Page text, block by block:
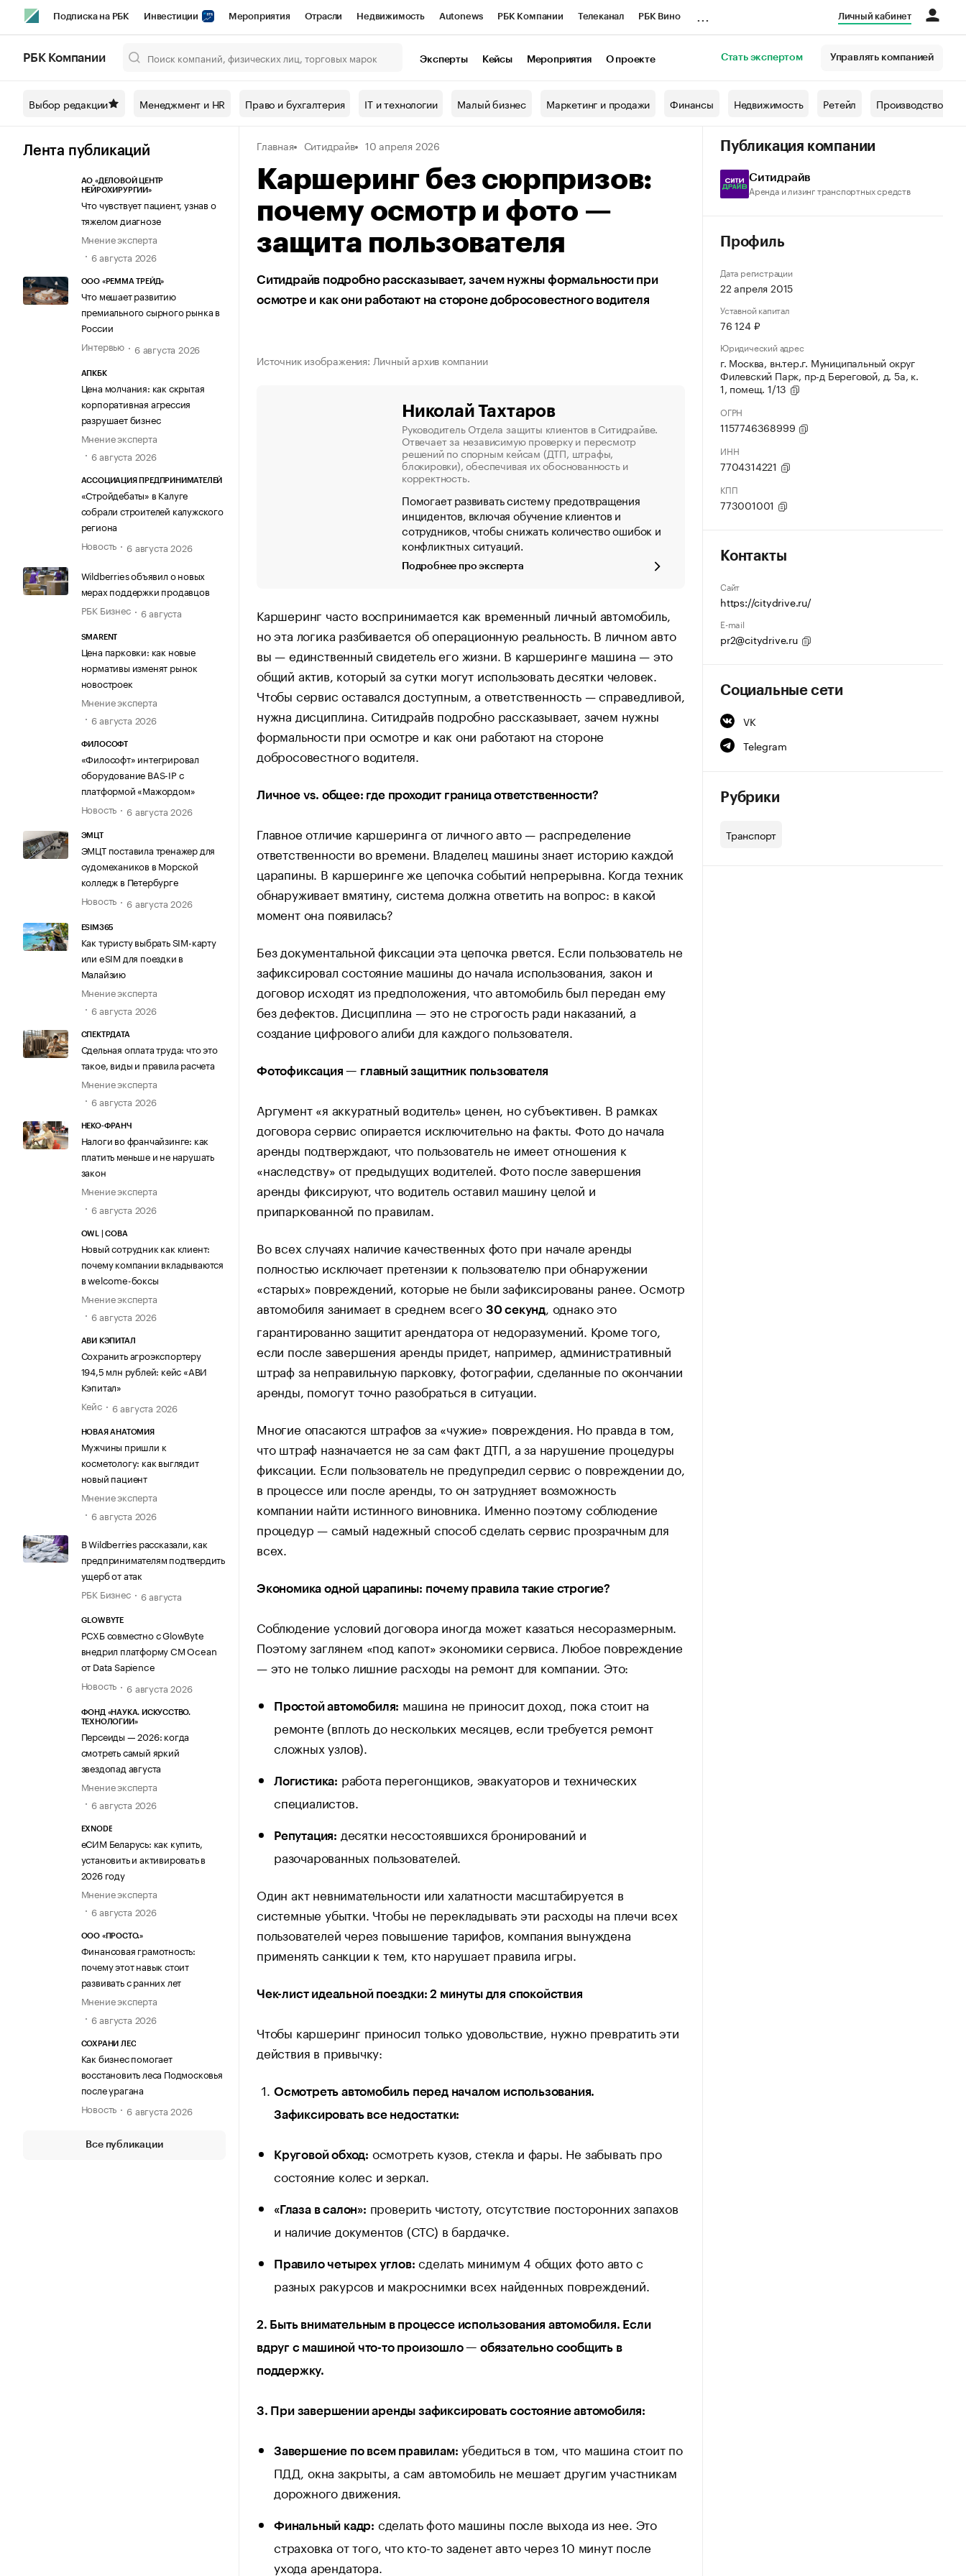
Подписка на РБК Инвестиции Мероприятия Отрасли Недвижимость Autonews РБК Компании Телеканал РБК Вино
Спецпроекты СПб Конференции СПб Спецпроекты Проверка контрагентов
Технологии и медиа Рынок наличной валюты
Личный кабинет
РБК Компании Эксперты Кейсы Мероприятия О проекте Стать экспертом Управлять компанией
Выбор редакции Менеджмент и HR Право и бухгалтерия IT и технологии Малый бизнес Маркетинг и продажи Финансы Недвижимость Ретейл Производство
Лента публикаций
АО «ДЕЛОВОЙ ЦЕНТР
НЕЙРОХИРУРГИИ»
Что чувствует пациент, узнав о
тяжелом диагнозе
Мнение эксперта
6 августа 2026
ООО «РЕММА ТРЕЙД»
Что мешает развитию
премиального сырного рынка в
России
Интервью
6 августа 2026
АПКБК
Цена молчания: как скрытая
корпоративная агрессия
разрушает бизнес
Мнение эксперта
6 августа 2026
АССОЦИАЦИЯ ПРЕДПРИНИМАТЕЛЕЙ
«Стройдебаты» в Калуге
собрали строителей калужского
региона
Новость
6 августа 2026
Wildberries объявил о новых
мерах поддержки продавцов
РБК Бизнес
6 августа
SMARENT
Цена парковки: как новые
нормативы изменят рынок
новостроек
Мнение эксперта
6 августа 2026
ФИЛОСОФТ
«Философт» интегрировал
оборудование BAS-IP с
платформой «Мажордом»
Новость
6 августа 2026
ЭМЦТ
ЭМЦТ поставила тренажер для
судомехаников в Морской
колледж в Петербурге
Новость
6 августа 2026
ESIM365
Как туристу выбрать SIM-карту
или eSIM для поездки в
Малайзию
Мнение эксперта
6 августа 2026
СПЕКТРДАТА
Сдельная оплата труда: что это
такое, виды и правила расчета
Мнение эксперта
6 августа 2026
НЕКО-ФРАНЧ
Налоги во франчайзинге: как
платить меньше и не нарушать
закон
Мнение эксперта
6 августа 2026
OWL | СОВА
Новый сотрудник как клиент:
почему компании вкладываются
в welcome-боксы
Мнение эксперта
6 августа 2026
АВИ КЭПИТАЛ
Сохранить агроэкспортеру
194,5 млн рублей: кейс «АВИ
Кэпитал»
Кейс
6 августа 2026
НОВАЯ АНАТОМИЯ
Мужчины пришли к
косметологу: как выглядит
новый пациент
Мнение эксперта
6 августа 2026
В Wildberries рассказали, как
предпринимателям подтвердить
ущерб от атак
РБК Бизнес
6 августа
GLOWBYTE
РСХБ совместно с GlowByte
внедрил платформу CM Ocean
от Data Sapience
Новость
6 августа 2026
ФОНД «НАУКА. ИСКУССТВО.
ТЕХНОЛОГИИ»
Персеиды — 2026: когда
смотреть самый яркий
звездопад августа
Мнение эксперта
6 августа 2026
EXNODE
еСИМ Беларусь: как купить,
установить и активировать в
2026 году
Мнение эксперта
6 августа 2026
ООО «ПРОСТО.»
Финансовая грамотность:
почему этот навык стоит
развивать с ранних лет
Мнение эксперта
6 августа 2026
СОХРАНИ ЛЕС
Как бизнес помогает
восстановить леса Подмосковья
после урагана
Новость
6 августа 2026
Все публикации
Главная Ситидрайв 10 апреля 2026
Каршеринг без сюрпризов:
почему осмотр и фото —
защита пользователя
Ситидрайв подробно рассказывает, зачем нужны формальности при
осмотре и как они работают на стороне добросовестного водителя
Источник изображения: Личный архив компании
Николай Тахтаров
Руководитель Отдела защиты клиентов в Ситидрайве.
Отвечает за независимую проверку и пересмотр
решений по спорным кейсам (ДТП, штрафы,
блокировки), обеспечивая их обоснованность и
корректность.
Помогает развивать систему предотвращения
инцидентов, включая обучение клиентов и
сотрудников, чтобы снижать количество ошибок и
конфликтных ситуаций.
Подробнее про эксперта
Каршеринг часто воспринимается как временный личный автомобиль,
но эта логика разбивается об операционную реальность. В личном авто
вы — единственный свидетель его жизни. В каршеринге машина — это
общий актив, который за сутки могут использовать десятки человек.
Чтобы сервис оставался доступным, а ответственность — справедливой,
нужна дисциплина. Ситидрайв подробно рассказывает, зачем нужны
формальности при осмотре и как они работают на стороне
добросовестного водителя.
Личное vs. общее: где проходит граница ответственности?
Главное отличие каршеринга от личного авто — распределение
ответственности во времени. Владелец машины знает историю каждой
царапины. В каршеринге же цепочка событий непрерывна. Когда техник
обнаруживает вмятину, система должна ответить на вопрос: в какой
момент она появилась?
Без документальной фиксации эта цепочка рвется. Если пользователь не
зафиксировал состояние машины до начала использования, закон и
договор исходят из предположения, что автомобиль был передан ему
без дефектов. Дисциплина — это не строгость ради наказаний, а
создание цифрового алиби для каждого пользователя.
Фотофиксация — главный защитник пользователя
Аргумент «я аккуратный водитель» ценен, но субъективен. В рамках
договора сервис опирается исключительно на факты. Фото до начала
аренды подтверждают, что пользователь не имеет отношения к
«наследству» от предыдущих водителей. Фото после завершения
аренды фиксируют, что водитель оставил машину целой и
припаркованной по правилам.
Во всех случаях наличие качественных фото при начале аренды
полностью исключает претензии к пользователю при обнаружении
«старых» повреждений, которые не были зафиксированы ранее. Осмотр
автомобиля занимает в среднем всего 30 секунд , однако это
гарантированно защитит арендатора от недоразумений. Кроме того,
если после завершения аренды придет, например, административный
штраф за неправильную парковку, фотографии, сделанные по окончании
аренды, помогут точно разобраться в ситуации.
Многие опасаются штрафов за «чужие» повреждения. Но правда в том,
что штраф назначается не за сам факт ДТП, а за нарушение процедуры
фиксации. Если пользователь не предупредил сервис о повреждении до,
в процессе или после аренды, то он затрудняет возможность
компании найти истинного виновника. Именно поэтому соблюдение
процедур — самый надежный способ сделать сервис прозрачным для
всех.
Экономика одной царапины: почему правила такие строгие?
Соблюдение условий договора иногда может казаться несоразмерным.
Поэтому заглянем «под капот» экономики сервиса. Любое повреждение
— это не только лишние расходы на ремонт для компании. Это:
Простой автомобиля: машина не приносит доход, пока стоит на
ремонте (вплоть до нескольких месяцев, если требуется ремонт
сложных узлов).
Логистика: работа перегонщиков, эвакуаторов и технических
специалистов.
Репутация: десятки несостоявшихся бронирований и
разочарованных пользователей.
Один акт невнимательности или халатности масштабируется в
системные убытки. Чтобы не перекладывать эти расходы на плечи всех
пользователей через повышение тарифов, компания вынуждена
применять санкции к тем, кто нарушает правила игры.
Чек-лист идеальной поездки: 2 минуты для спокойствия
Чтобы каршеринг приносил только удовольствие, нужно превратить эти
действия в привычку:
Осмотреть автомобиль перед началом использования.
Зафиксировать все недостатки:
Круговой обход: осмотреть кузов, стекла и фары. Не забывать про
состояние колес и зеркал.
«Глаза в салон»: проверить чистоту, отсутствие посторонних запахов
и наличие документов (СТС) в бардачке.
Правило четырех углов: сделать минимум 4 общих фото авто с
разных ракурсов и макроснимки всех найденных повреждений.
2. Быть внимательным в процессе использования автомобиля. Если
вдруг с машиной что-то произошло — обязательно сообщить в
поддержку.
3. При завершении аренды зафиксировать состояние автомобиля:
Завершение по всем правилам: убедиться в том, что машина стоит по
ПДД, окна закрыты, а сам автомобиль не мешает другим участникам
дорожного движения.
Финальный кадр: сделать фото машины после выхода из нее. Это
страховка от того, что кто-то заденет авто через 10 минут после
ухода арендатора.
Публикация компании
Ситидрайв
Аренда и лизинг транспортных средств
Профиль
Дата регистрации
22 апреля 2015
Уставной капитал
76 124 ₽
Юридический адрес
г. Москва, вн.тер.г. Муниципальный округ
Филевский Парк, пр-д Береговой, д. 5а, к.
1, помещ. 1/13
ОГРН
1157746368999
ИНН
7704314221
КПП
773001001
Контакты
Сайт
https://citydrive.ru/
E-mail
pr2@citydrive.ru
Социальные сети
VK
Telegram
Рубрики
Транспорт